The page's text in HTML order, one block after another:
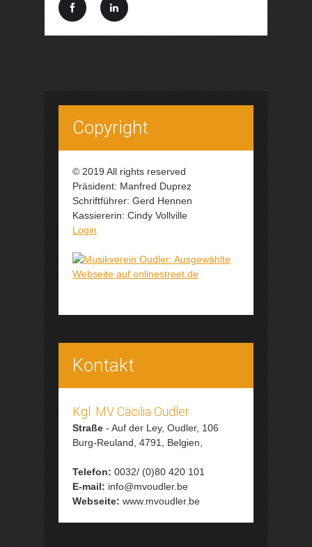
Copyright
© 2019 All rights reserved
Präsident: Manfred Duprez
Schriftführer: Gerd Hennen
Kassiererin: Cindy Vollville
Login
Kontakt
Kgl. MV Cäcilia Oudler
Straße - Auf der Ley, Oudler, 106
Burg-Reuland, 4791, Belgien,
Telefon: 0032/ (0)80 420 101
E-mail: info@mvoudler.be
Webseite: www.mvoudler.be